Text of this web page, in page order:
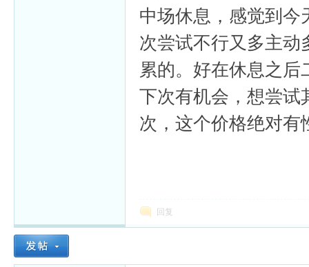
中场休息，感觉到今
次尝试不行又多主动
累的。好在休息之
下次有机会，想尝试
次，这个价格绝对有
回复